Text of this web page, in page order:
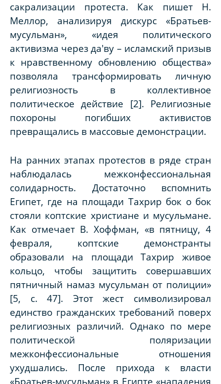
сакрализации протеста. Как пишет Н.
Меллор, анализируя дискурс «Братьев-
мусульман», «идея политического
активизма через да'ву – исламский призыв
к нравственному обновлению общества»
позволяла трансформировать личную
религиозность в коллективное
политическое действие [2]. Религиозные
похороны погибших активистов
превращались в массовые демонстрации.
На ранних этапах протестов в ряде стран
наблюдалась межконфессиональная
солидарность. Достаточно вспомнить
Египет, где на площади Тахрир бок о бок
стояли коптские христиане и мусульмане.
Как отмечает В. Хоффман, «в пятницу, 4
февраля, коптские демонстранты
образовали на площади Тахрир живое
кольцо, чтобы защитить совершавших
пятничный намаз мусульман от полиции»
[5, с. 47]. Этот жест символизировал
единство гражданских требований поверх
религиозных различий. Однако по мере
политической поляризации
межконфессиональные отношения
ухудшались. После прихода к власти
«Братьев-мусульман» в Египте «нападения